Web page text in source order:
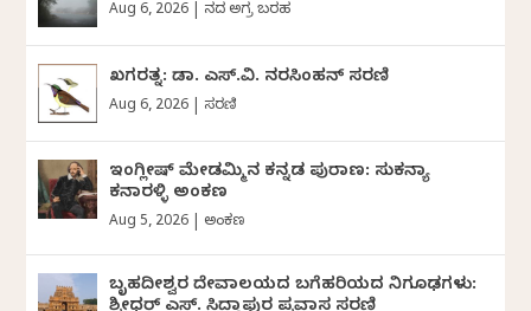
Aug 6, 2026 ದಿನದ ಅಗ್ರ ಬರಹ
ಖಗರತ್ನ: ಡಾ. ಎಸ್.ವಿ. ನರಸಿಂಹನ್‌‌ ಸರಣಿ
Aug 6, 2026 ಸರಣಿ
ಇಂಗ್ಲೀಷ್ ಮೇಡಮ್ಮಿನ ಕನ್ನಡ ಪುರಾಣ: ಸುಕನ್ಯಾ
ಕನಾರಳ್ಳಿ ಅಂಕಣ
Aug 5, 2026 ಅಂಕಣ
ಬೃಹದೀಶ್ವರ ದೇವಾಲಯದ ಬಗೆಹರಿಯದ ನಿಗೂಢಗಳು: